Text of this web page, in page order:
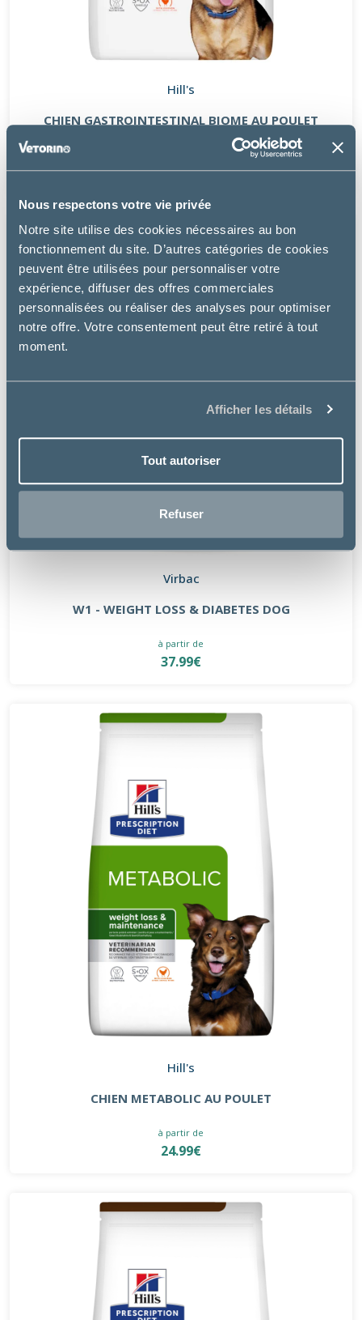
Nous respectons votre vie privée
Notre site utilise des cookies nécessaires au bon
fonctionnement du site. D’autres catégories de cookies
peuvent être utilisées pour personnaliser votre
expérience, diffuser des offres commerciales
personnalisées ou réaliser des analyses pour optimiser
notre offre. Votre consentement peut être retiré à tout
moment.
Afficher les détails
Tout autoriser
Refuser
Hill's
CHIEN GASTROINTESTINAL BIOME AU POULET
26.99€
Virbac
W1 - WEIGHT LOSS & DIABETES DOG
à partir de
37.99€
Hill's
CHIEN METABOLIC AU POULET
à partir de
24.99€